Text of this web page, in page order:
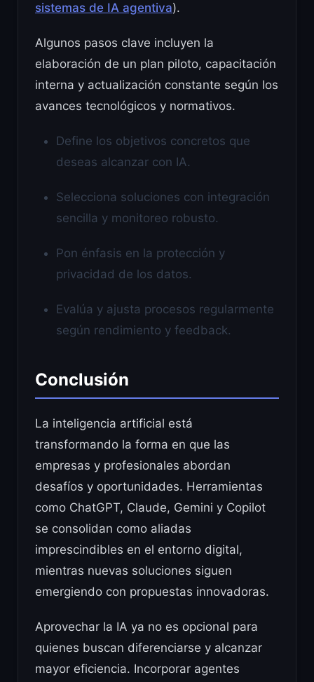
sistemas de IA agentiva).
Algunos pasos clave incluyen la
elaboración de un plan piloto, capacitación
interna y actualización constante según los
avances tecnológicos y normativos.
Define los objetivos concretos que
deseas alcanzar con IA.
Selecciona soluciones con integración
sencilla y monitoreo robusto.
Pon énfasis en la protección y
privacidad de los datos.
Evalúa y ajusta procesos regularmente
según rendimiento y feedback.
Conclusión
La inteligencia artificial está
transformando la forma en que las
empresas y profesionales abordan
desafíos y oportunidades. Herramientas
como ChatGPT, Claude, Gemini y Copilot
se consolidan como aliadas
imprescindibles en el entorno digital,
mientras nuevas soluciones siguen
emergiendo con propuestas innovadoras.
Aprovechar la IA ya no es opcional para
quienes buscan diferenciarse y alcanzar
mayor eficiencia. Incorporar agentes